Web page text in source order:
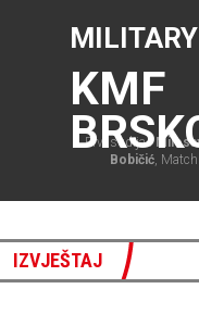
KMF
Prvi sudija :
Bobičić, Match
IZVJEŠTAJ